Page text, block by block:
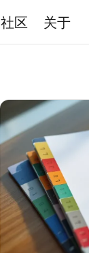
社区 关于